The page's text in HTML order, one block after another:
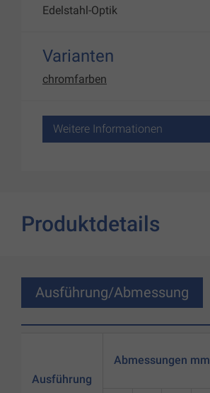
Edelstahl-Optik
Varianten
chromfarben
Weitere Informationen
Produktdetails
Ausführung/Abmessung
Ausführung
Abmessungen mm